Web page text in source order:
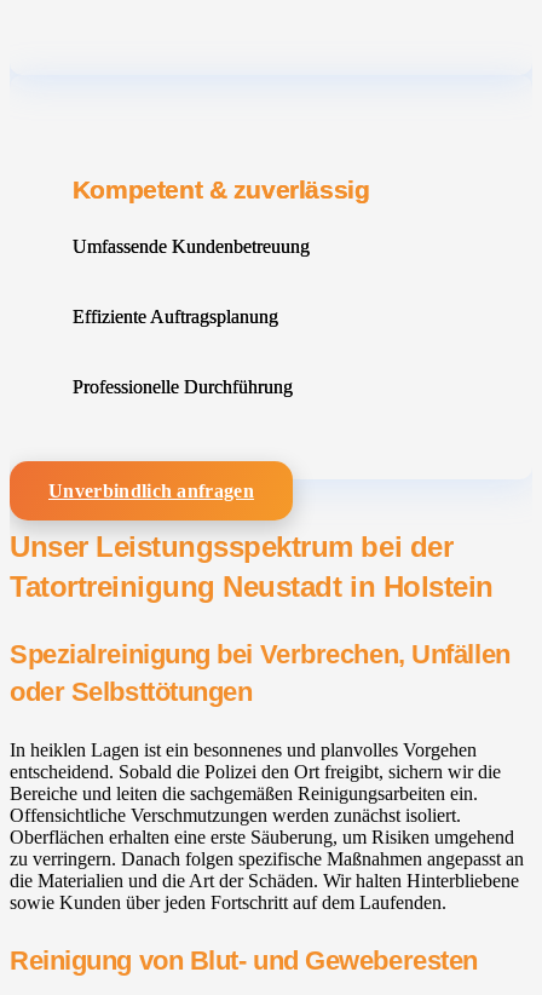
Kompetent & zuverlässig
Umfassende Kundenbetreuung
Effiziente Auftragsplanung
Professionelle Durchführung
Unverbindlich anfragen
Unser Leistungsspektrum bei der
Tatortreinigung Neustadt in Holstein
Spezialreinigung bei Verbrechen, Unfällen
oder Selbsttötungen
In heiklen Lagen ist ein besonnenes und planvolles Vorgehen
entscheidend. Sobald die Polizei den Ort freigibt, sichern wir die
Bereiche und leiten die sachgemäßen Reinigungsarbeiten ein.
Offensichtliche Verschmutzungen werden zunächst isoliert.
Oberflächen erhalten eine erste Säuberung, um Risiken umgehend
zu verringern. Danach folgen spezifische Maßnahmen angepasst an
die Materialien und die Art der Schäden. Wir halten Hinterbliebene
sowie Kunden über jeden Fortschritt auf dem Laufenden.
Reinigung von Blut- und Geweberesten